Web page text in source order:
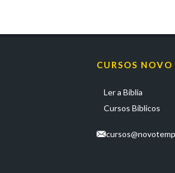
CURSOS
Ler a Bíblia
Cursos Bíblicos